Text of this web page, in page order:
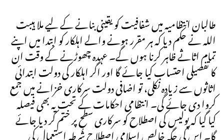
طالبان انتظامیہ میں شفافیت کو یقینی بنانے کے لیے ملا ہیبت
اللہ نے حکم دیا کہ ہر مقرر ہونے والے اہلکار کو ابتدا میں اپنے
تمام اثاثے ظاہر کرنا ہوں گے۔ عہدہ چھوڑنے کے وقت ان
کا تفصیلی احتساب کیا جائے گا اور اگر اہلکار کی دولت ابتدائی
اثاثوں سے زیادہ نکلی، تو اضافی دولت سرکاری خزانے میں جمع
کروا دی جائے گی۔ انتظامی احکامات کے تحت یہ بھی فیصلہ
کیا گیا کہ پولیس کی اصطلاح کو سرکاری سطح پر ختم کر دیا جائے
گا۔ اس کی جگہ خالص اسلامی اصطلاح شُرطہ استعمال کی